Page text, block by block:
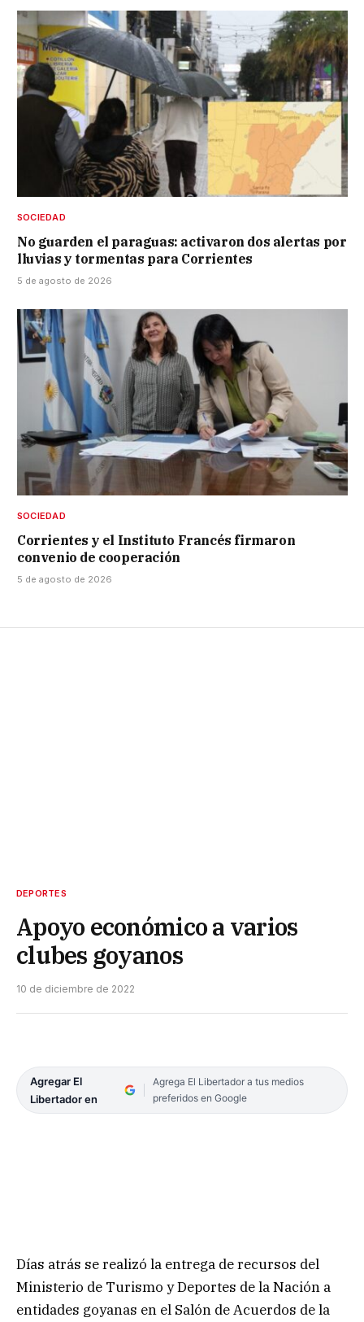
SOCIEDAD
No guarden el paraguas: activaron dos alertas por
lluvias y tormentas para Corrientes
5 de agosto de 2026
SOCIEDAD
Corrientes y el Instituto Francés firmaron
convenio de cooperación
5 de agosto de 2026
DEPORTES
Apoyo económico a varios
clubes goyanos
10 de diciembre de 2022
Agregar El
Libertador en
Agrega El Libertador a tus medios
preferidos en Google
Días atrás se realizó la entrega de recursos del
Ministerio de Turismo y Deportes de la Nación a
entidades goyanas en el Salón de Acuerdos de la